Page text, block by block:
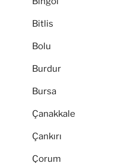
Bitlis
Bolu
Burdur
Bursa
Çanakkale
Çankırı
Çorum